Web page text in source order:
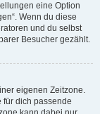
eine Option
Wenn du diese
und du selbst
Besucher gezählt.
eigenen Zeitzone.
für dich passende